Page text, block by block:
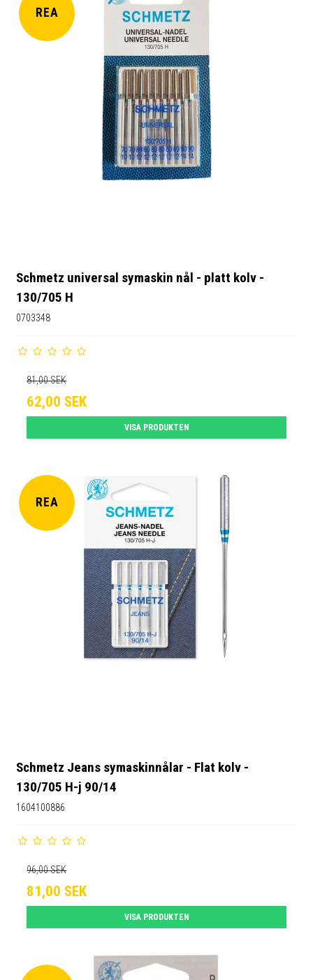
REA
Schmetz universal symaskin nål - platt kolv -
130/705 H
0703348
81,00 SEK
62,00 SEK
VISA PRODUKTEN
REA
Schmetz Jeans symaskinnålar - Flat kolv -
130/705 H-j 90/14
1604100886
96,00 SEK
81,00 SEK
VISA PRODUKTEN